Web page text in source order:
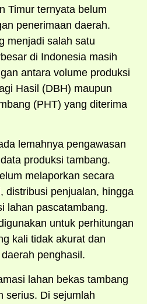
Timur ternyata belum
penerimaan daerah.
menjadi salah satu
di Indonesia masih
antara volume produksi
Hasil (DBH) maupun
(PHT) yang diterima
lemahnya pengawasan
produksi tambang.
melaporkan secara
distribusi penjualan, hingga
lahan pascatambang.
untuk perhitungan
kali tidak akurat dan
penghasil.
lahan bekas tambang
serius. Di sejumlah